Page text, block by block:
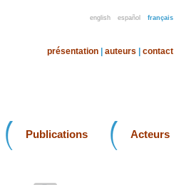
english español français
présentation auteurs contact
Publications Acteurs